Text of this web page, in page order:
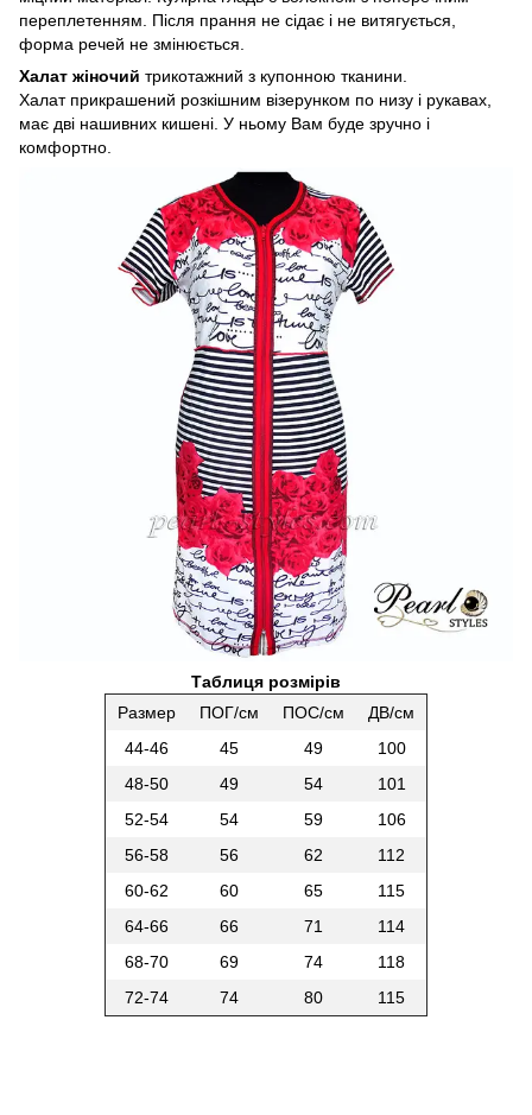
переплетенням. Після прання не сідає і не витягується,
форма речей не змінюється.
Халат жіночий трикотажний з купонною тканини.
Халат прикрашений розкішним візерунком по низу і рукавах,
має дві нашивних кишені. У ньому Вам буде зручно і
комфортно.
Таблиця розмірів
Размер
ПОГ/см ПОС/см
ДВ/см
44-46
45 49
100
48-50
49 54
101
52-54
54 59
106
56-58
56 62
112
60-62
60 65
115
64-66
66 71
114
68-70
69 74
118
72-74
74 80 115